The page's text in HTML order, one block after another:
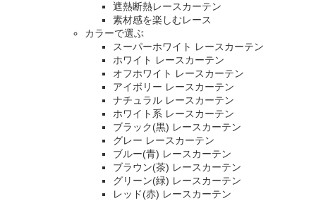
遮熱断熱レースカーテン
素材感を楽しむレース
カラーで選ぶ
スーパーホワイト レースカーテン
ホワイト レースカーテン
オフホワイト レースカーテン
アイボリー レースカーテン
ナチュラル レースカーテン
ホワイト系 レースカーテン
ブラック(黒) レースカーテン
グレー レースカーテン
ブルー(青) レースカーテン
ブラウン(茶) レースカーテン
グリーン(緑) レースカーテン
レッド(赤) レースカーテン